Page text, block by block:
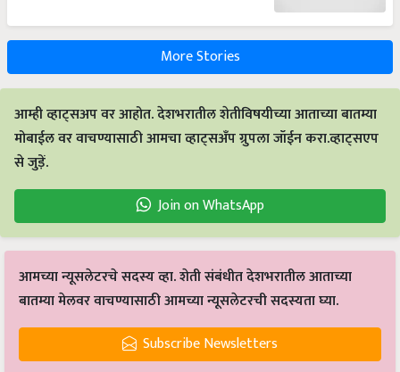
More Stories
आम्ही व्हाट्सअप वर आहोत. देशभरातील शेतीविषयीच्या आताच्या बातम्या
मोबाईल वर वाचण्यासाठी आमचा व्हाट्सअँप ग्रुपला जॉईन करा.व्हाट्सएप
से जुड़ें.
Join on WhatsApp
आमच्या न्यूसलेटरचे सदस्य व्हा. शेती संबंधीत देशभरातील आताच्या
बातम्या मेलवर वाचण्यासाठी आमच्या न्यूसलेटरची सदस्यता घ्या.
Subscribe Newsletters